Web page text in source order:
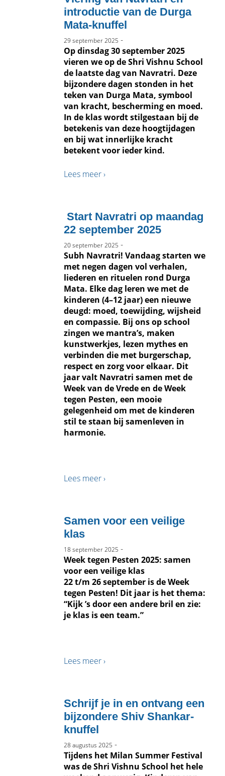
introductie van de Durga
Mata-knuffel
29 september 2025 -
Op dinsdag 30 september 2025
vieren we op de Shri Vishnu School
de laatste dag van Navratri. Deze
bijzondere dagen stonden in het
teken van Durga Mata, symbool
van kracht, bescherming en moed.
In de klas wordt stilgestaan bij de
betekenis van deze hoogtijdagen
en bij wat innerlijke kracht
betekent voor ieder kind.
Lees meer ›
Start Navratri op maandag
22 september 2025
20 september 2025 -
Subh Navratri! Vandaag starten we
met negen dagen vol verhalen,
liederen en rituelen rond Durga
Mata. Elke dag leren we met de
kinderen (4–12 jaar) een nieuwe
deugd: moed, toewijding, wijsheid
en compassie. Bij ons op school
zingen we mantra’s, maken
kunstwerkjes, lezen mythes en
verbinden die met burgerschap,
respect en zorg voor elkaar. Dit
jaar valt Navratri samen met de
Week van de Vrede en de Week
tegen Pesten, een mooie
gelegenheid om met de kinderen
stil te staan bij samenleven in
harmonie.
Lees meer ›
Samen voor een veilige
klas
18 september 2025 -
Week tegen Pesten 2025: samen
voor een veilige klas
22 t/m 26 september is de Week
tegen Pesten! Dit jaar is het thema:
“Kijk ’s door een andere bril en zie:
je klas is een team.”
Lees meer ›
Schrijf je in en ontvang een
bijzondere Shiv Shankar-
knuffel
28 augustus 2025 -
Tijdens het Milan Summer Festival
was de Shri Vishnu School het hele